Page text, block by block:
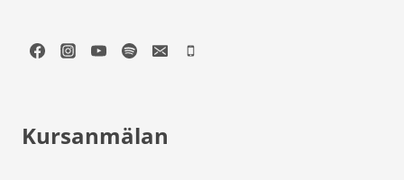
Kursanmälan